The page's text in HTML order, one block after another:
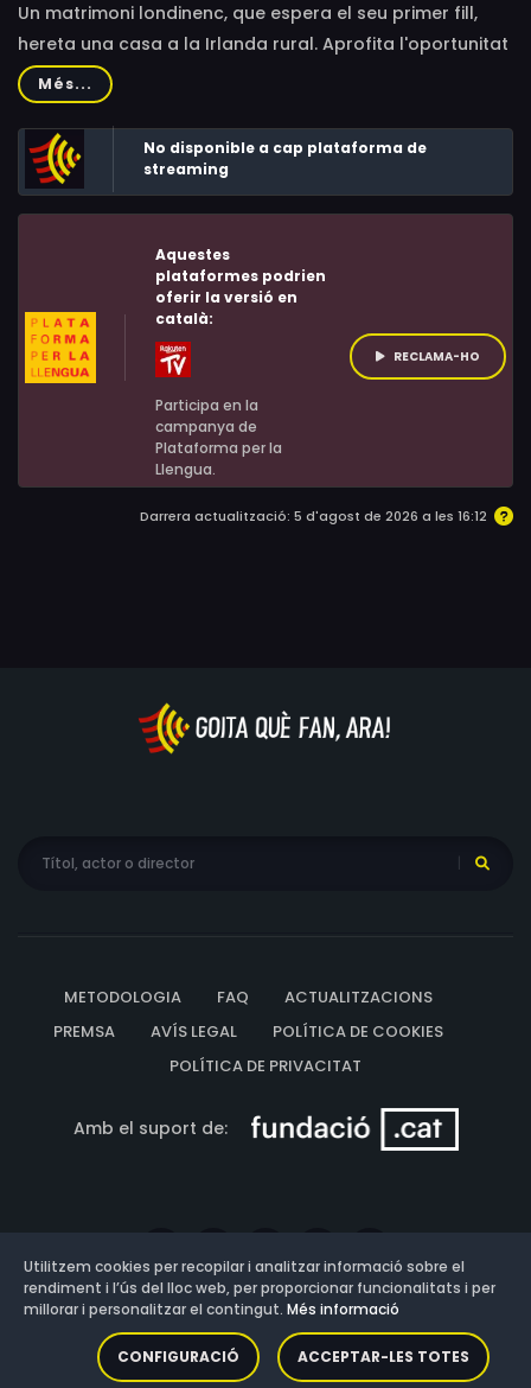
Un matrimoni londinenc, que espera el seu primer fill,
hereta una casa a la Irlanda rural. Aprofita l'oportunitat
per escapar de la gran ciutat però, en instal·lar-se, els
adverteixen d'una presència maligna que s’amaga des
de fa generacions al bosc..
Més...
No disponible a cap plataforma de
streaming
Aquestes
plataformes podrien
oferir la versió en
català:
Participa en la
campanya de
Plataforma per la
Llengua.
RECLAMA-HO
Darrera actualització: 5 d'agost de 2026 a les 16:12
METODOLOGIA FAQ
ACTUALITZACIONS
PREMSA
AVÍS LEGAL
POLÍTICA DE COOKIES
POLÍTICA DE PRIVACITAT
Amb el suport de:
Versió: 3.13.0.202607011342
Utilitzem cookies per recopilar i analitzar informació sobre el
rendiment i l’ús del lloc web, per proporcionar funcionalitats i per
millorar i personalitzar el contingut. Més informació
CONFIGURACIÓ ACCEPTAR-LES TOTES